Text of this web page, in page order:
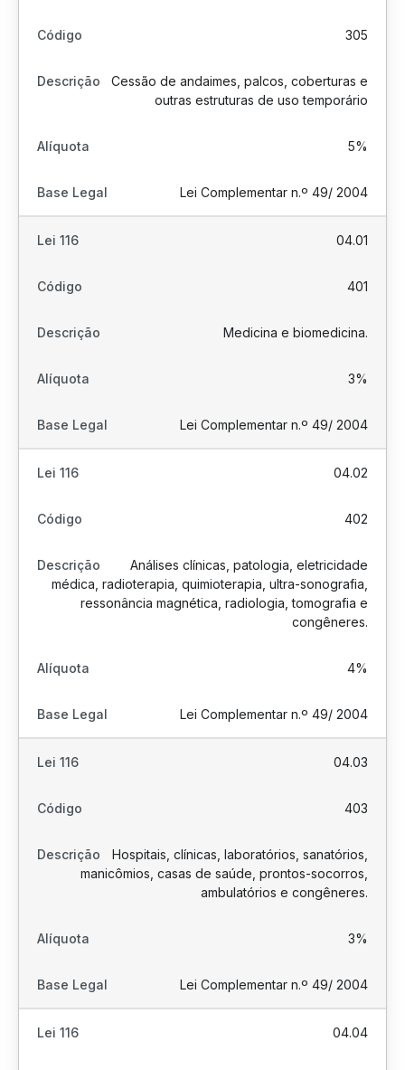
305
Cessão de andaimes, palcos, coberturas e
outras estruturas de uso temporário
5%
Lei Complementar n.º 49/ 2004
04.01
401
Medicina e biomedicina.
3%
Lei Complementar n.º 49/ 2004
04.02
402
Análises clínicas, patologia, eletricidade
médica, radioterapia, quimioterapia, ultra-sonografia,
ressonância magnética, radiologia, tomografia e
congêneres.
4%
Lei Complementar n.º 49/ 2004
04.03
403
Hospitais, clínicas, laboratórios, sanatórios,
manicômios, casas de saúde, prontos-socorros,
ambulatórios e congêneres.
3%
Lei Complementar n.º 49/ 2004
04.04